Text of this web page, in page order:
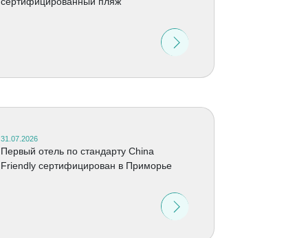
31.07.2026
Первый отель по стандарту China
Friendly сертифицирован в Приморье